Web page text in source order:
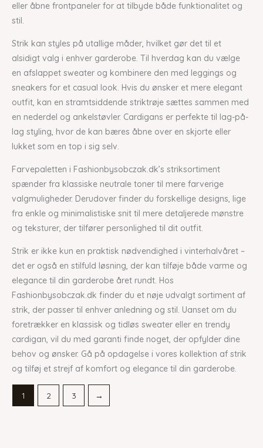
eller åbne frontpaneler for at tilbyde både funktionalitet og
stil.
Strik kan styles på utallige måder, hvilket gør det til et
alsidigt valg i enhver garderobe. Til hverdag kan du vælge
en afslappet sweater og kombinere den med leggings og
sneakers for et casual look. Hvis du ønsker et mere elegant
outfit, kan en stramtsiddende striktrøje sættes sammen med
en nederdel og ankelstøvler. Cardigans er perfekte til lag-på-
lag styling, hvor de kan bæres åbne over en skjorte eller
lukket som en top i sig selv.
Farvepaletten i Fashionbysobczak.dk’s striksortiment
spænder fra klassiske neutrale toner til mere farverige
valgmuligheder. Derudover finder du forskellige designs, lige
fra enkle og minimalistiske snit til mere detaljerede mønstre
og teksturer, der tilfører personlighed til dit outfit.
Strik er ikke kun en praktisk nødvendighed i vinterhalvåret –
det er også en stilfuld løsning, der kan tilføje både varme og
elegance til din garderobe året rundt. Hos
Fashionbysobczak.dk finder du et nøje udvalgt sortiment af
strik, der passer til enhver anledning og stil. Uanset om du
foretrækker en klassisk og tidløs sweater eller en trendy
cardigan, vil du med garanti finde noget, der opfylder dine
behov og ønsker. Gå på opdagelse i vores kollektion af strik
og tilføj et strejf af komfort og elegance til din garderobe.
1 2 3 →